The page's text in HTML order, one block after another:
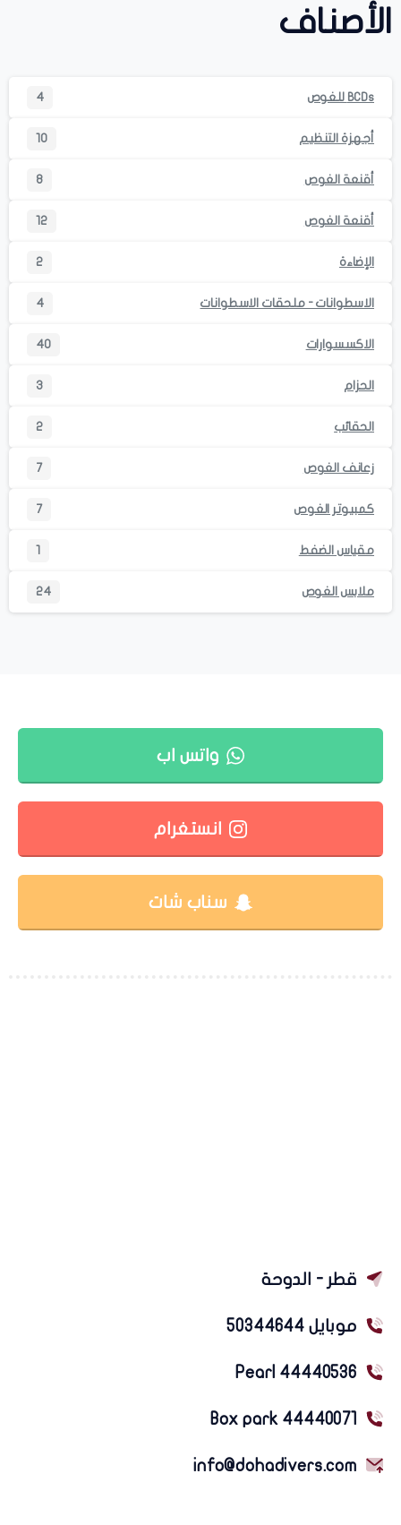
الأصناف
BCDs للغوص 4
أجهزة التنظيم 10
أقنعة الغوص 8
أقنعة الغوص 12
الإضاءة 2
الاسطوانات - ملحقات الاسطوانات 4
الاكسسوارات 40
الحزام 3
الحقائب 2
زعانف الغوص 7
كمبيوتر الغوص 7
مقياس الضفط 1
ملابس الغوص 24
واتس اب
انستغرام
سناب شات
قطر - الدوحة
موبايل 50344644
Pearl 44440536
Box park 44440071
info@dohadivers.com